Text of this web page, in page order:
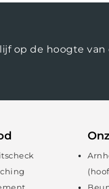
op de hoogte